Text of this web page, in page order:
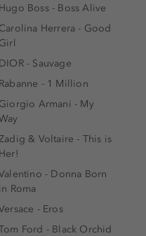
Hugo Boss - Boss Alive
Carolina Herrera - Good
Girl
DIOR - Sauvage
Rabanne - 1 Million
Giorgio Armani - My
& Voltaire - This is
Her!
- Donna Born
in Roma
- Eros
Ford - Black Orchid